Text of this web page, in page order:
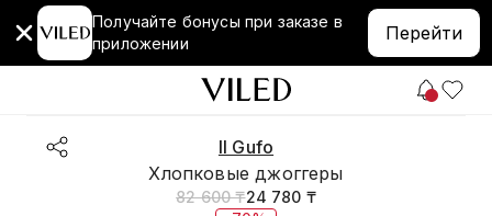
Получайте бонусы при заказе в
приложении
Перейти
Il Gufo
Хлопковые джоггеры
82 600 ₸24 780 ₸